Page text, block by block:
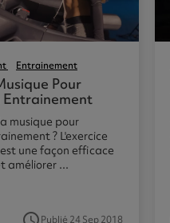
Entrainement
Pour
Entrainement
musique pour
? L'exercice
une façon efficace
améliorer ...
Publié 24 Sep 2018